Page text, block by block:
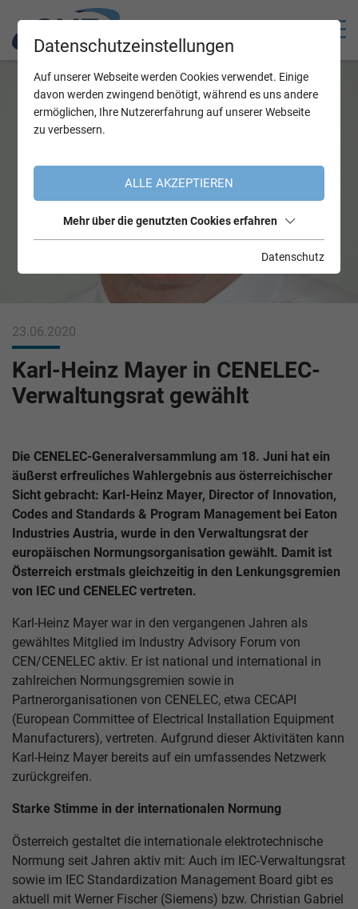
23.06.2020
Karl-Heinz Mayer in CENELEC-
Verwaltungsrat gewählt
Die CENELEC-Generalversammlung am 18. Juni hat ein
äußerst erfreuliches Wahlergebnis aus österreichischer
Sicht gebracht: Karl-Heinz Mayer, Director of Innovation,
Codes and Standards & Program Management bei Eaton
Industries Austria, wurde in den Verwaltungsrat der
europäischen Normungsorganisation gewählt. Damit ist
Österreich erstmals gleichzeitig in den Lenkungsgremien
von IEC und CENELEC vertreten.
Karl-Heinz Mayer war in den vergangenen Jahren als
gewähltes Mitglied im Industry Advisory Forum von
CEN/CENELEC aktiv. Er ist national und international in
zahlreichen Normungsgremien sowie in
Partnerorganisationen von CENELEC, etwa CECAPI
(European Committee of Electrical Installation Equipment
Manufacturers), vertreten. Aufgrund dieser Aktivitäten kann
Karl-Heinz Mayer bereits auf ein umfassendes Netzwerk
zurückgreifen.
Starke Stimme in der internationalen Normung
Österreich gestaltet die internationale elektrotechnische
Normung seit Jahren aktiv mit: Auch im IEC-Verwaltungsrat
sowie im IEC Standardization Management Board gibt es
aktuell mit Werner Fischer (Siemens) bzw. Christian Gabriel
Datenschutzeinstellungen
Auf unserer Webseite werden Cookies verwendet. Einige
davon werden zwingend benötigt, während es uns andere
ermöglichen, Ihre Nutzererfahrung auf unserer Webseite
zu verbessern.
ALLE AKZEPTIEREN
Mehr über die genutzten Cookies erfahren
Datenschutz